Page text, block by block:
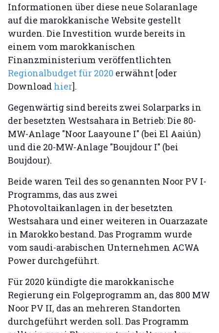
Informationen über diese neue Solaranlage
auf die marokkanische Website gestellt
wurden. Die Investition wurde bereits in
einem vom marokkanischen
Finanzministerium veröffentlichten
Regionalbudget für 2020 erwähnt [oder
Download hier].
Gegenwärtig sind bereits zwei Solarparks in
der besetzten Westsahara in Betrieb: Die 80-
MW-Anlage "Noor Laayoune I" (bei El Aaiún)
und die 20-MW-Anlage "Boujdour I" (bei
Boujdour).
Beide waren Teil des so genannten Noor PV I-
Programms, das aus zwei
Photovoltaikanlagen in der besetzten
Westsahara und einer weiteren in Ouarzazate
in Marokko bestand. Das Programm wurde
vom saudi-arabischen Unternehmen ACWA
Power durchgeführt.
Für 2020 kündigte die marokkanische
Regierung ein Folgeprogramm an, das 800 MW
Noor PV II, das an mehreren Standorten
durchgeführt werden soll. Das Programm